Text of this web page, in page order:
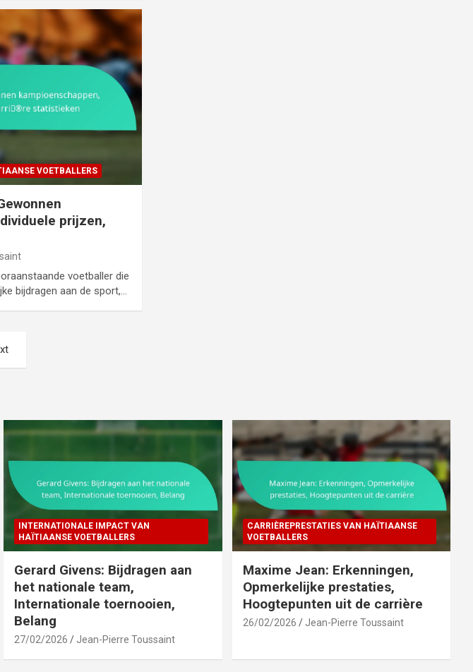
VOETBALLERS
prijzen,
voetballer die
bijdragen aan de sport,…
INTERNATIONALE IMPACT VAN
HAÏTIAANSE VOETBALLERS
Gerard Givens: Bijdragen aan
het nationale team,
Internationale toernooien,
Belang
27/02/2026 Jean-Pierre Toussaint
CARRIÈREPRESTATIES VAN HAÏTIAANSE
VOETBALLERS
Maxime Jean: Erkenningen,
Opmerkelijke prestaties,
Hoogtepunten uit de carrière
26/02/2026 Jean-Pierre Toussaint